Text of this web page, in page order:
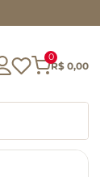
0
R$ 0,00